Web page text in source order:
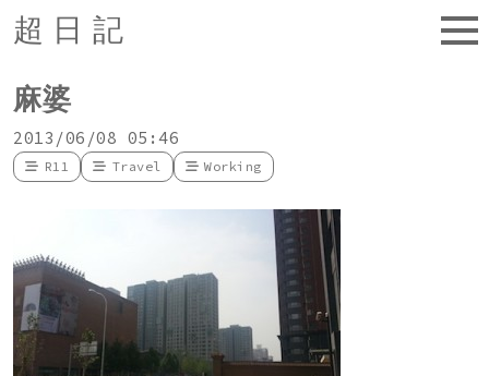
超日記
麻婆
2013/06/08 05:46
R11 Travel Working